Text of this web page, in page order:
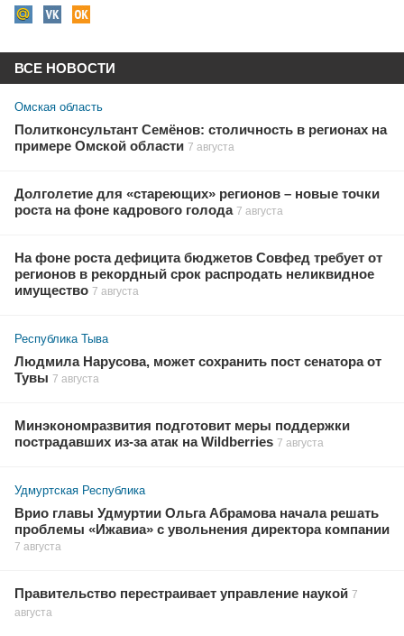
ВСЕ НОВОСТИ
Омская область
Политконсультант Семёнов: столичность в регионах на
примере Омской области 7 августа
Долголетие для «стареющих» регионов – новые точки
роста на фоне кадрового голода 7 августа
На фоне роста дефицита бюджетов Совфед требует от
регионов в рекордный срок распродать неликвидное
имущество 7 августа
Республика Тыва
Людмила Нарусова, может сохранить пост сенатора от
Тувы 7 августа
Минэкономразвития подготовит меры поддержки
пострадавших из-за атак на Wildberries 7 августа
Удмуртская Республика
Врио главы Удмуртии Ольга Абрамова начала решать
проблемы «Ижавиа» с увольнения директора компании
7 августа
Правительство перестраивает управление наукой 7
августа